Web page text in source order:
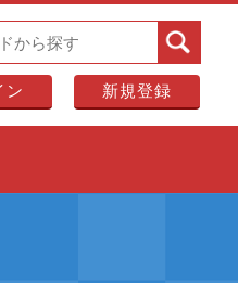
ン 新規登録